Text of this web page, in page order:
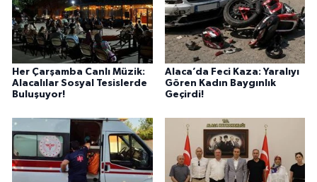
Her Çarşamba Canlı Müzik:
Alacalılar Sosyal Tesislerde
Buluşuyor!
Alaca’da Feci Kaza: Yaralıyı
Gören Kadın Baygınlık
Geçirdi!